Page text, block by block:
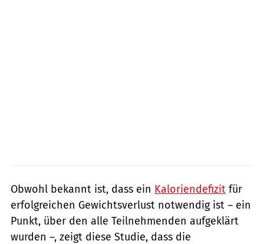
Obwohl bekannt ist, dass ein Kaloriendefizit für
erfolgreichen Gewichtsverlust notwendig ist – ein
Punkt, über den alle Teilnehmenden aufgeklärt
wurden –, zeigt diese Studie, dass die